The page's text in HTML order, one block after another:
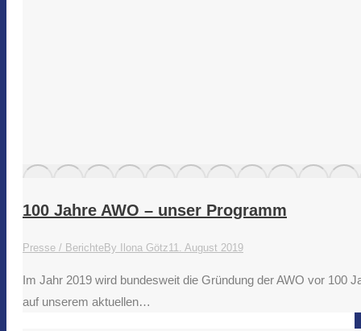
100 Jahre AWO – unser Programm
Presse / BerichteBy Ilona Götz11. August 2019
Im Jahr 2019 wird bundesweit die Gründung der AWO vor 100
auf unserem aktuellen…